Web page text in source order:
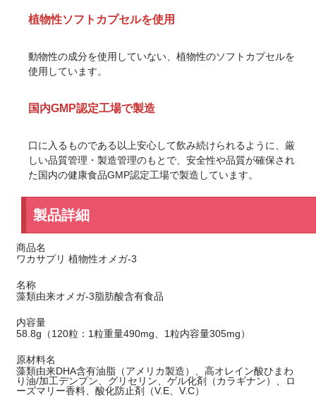
植物性ソフトカプセルを使用
動物性の成分を使用していない、植物性のソフトカプセルを
使用しています。
国内GMP認定工場で製造
口に入るものである以上安心して飲み続けられるように、厳
しい品質管理・製造管理のもとで、安全性や品質が確保され
た国内の健康食品GMP認定工場で製造しています。
製品詳細
商品名
ワカサプリ 植物性オメガ-3
名称
藻類由来オメガ-3脂肪酸含有食品
内容量
58.8g（120粒：1粒重量490mg、1粒内容量305mg）
原材料名
藻類由来DHA含有油脂（アメリカ製造）、高オレイン酸ひまわ
り油/加工デンプン、グリセリン、ゲル化剤（カラギナン）、ロ
ーズマリー香料、酸化防止剤（V.E、V.C）